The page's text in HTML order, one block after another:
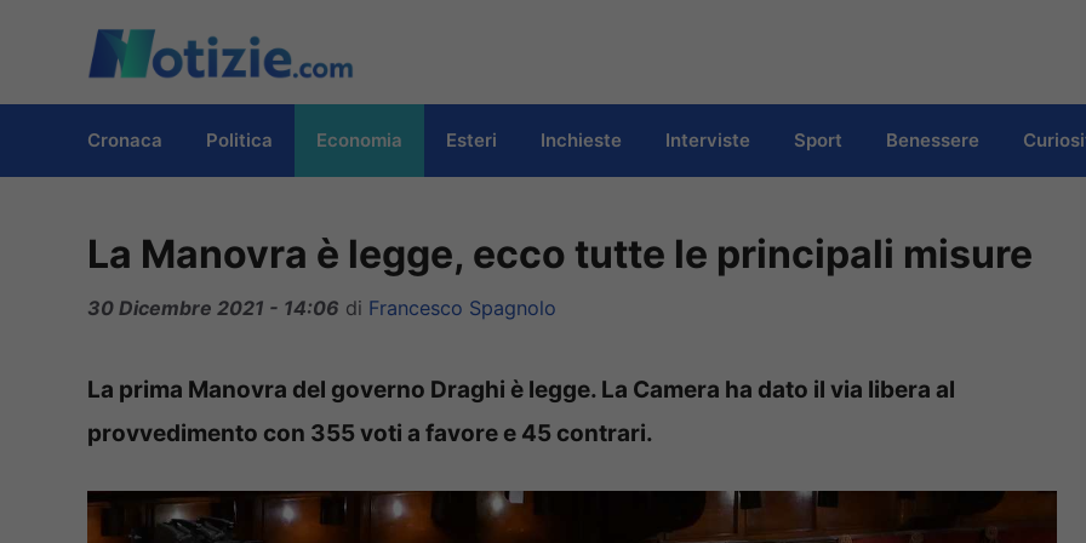
contenuto
Cronaca Politica Economia Esteri Inchieste Interviste Sport Benessere
La Manovra è legge, ecco tutte le principali misure
30 Dicembre 2021 - 14:06 di Francesco Spagnolo
La prima Manovra del governo Draghi è legge. La Camera ha dato il via libera al
provvedimento con 355 voti a favore e 45 contrari.